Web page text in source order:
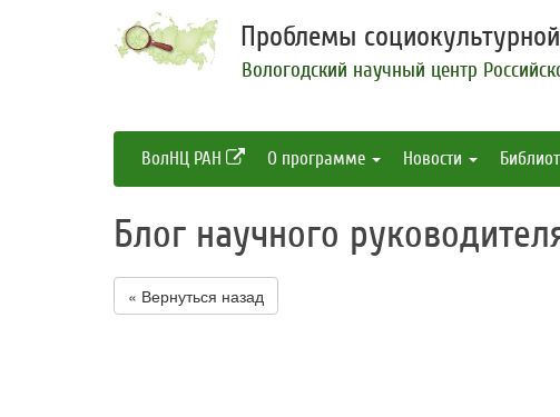
Проблемы
Вологодский научный центр
ВолНЦ РАН О программе Новости
Блог научного
« Вернуться назад